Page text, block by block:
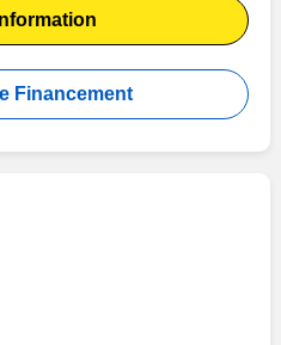
Financement